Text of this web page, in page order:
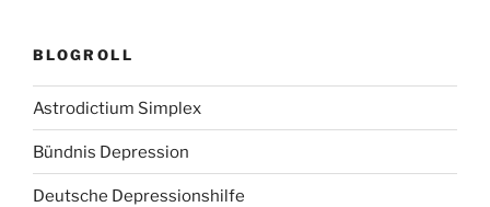
BLOGROLL
Astrodictium Simplex
Bündnis Depression
Deutsche Depressionshilfe